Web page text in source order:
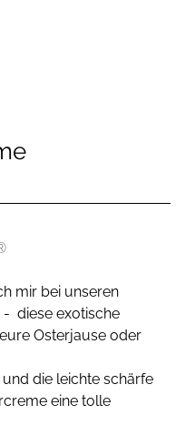
mir bei unseren
diese exotische
Osterjause oder
die leichte schärfe
eine tolle